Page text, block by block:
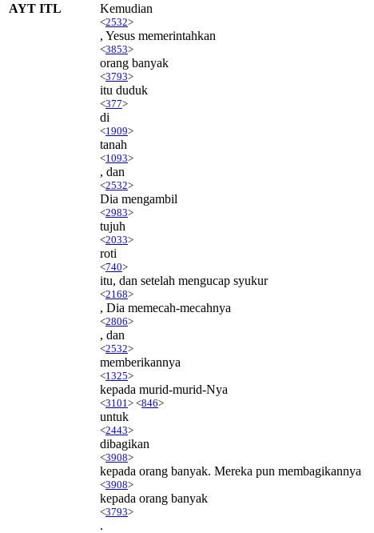
AYT ITL
Kemudian
<2532>
, Yesus memerintahkan
<3853>
orang banyak
<3793>
itu duduk
<377>
di
<1909>
tanah
<1093>
, dan
<2532>
Dia mengambil
<2983>
tujuh
<2033>
roti
<740>
itu, dan setelah mengucap syukur
<2168>
, Dia memecah-mecahnya
<2806>
, dan
<2532>
memberikannya
<1325>
kepada murid-murid-Nya
<3101 > <846>
untuk
<2443>
dibagikan
<3908>
kepada orang banyak. Mereka pun membagikannya
<3908>
kepada orang banyak
<3793>
.